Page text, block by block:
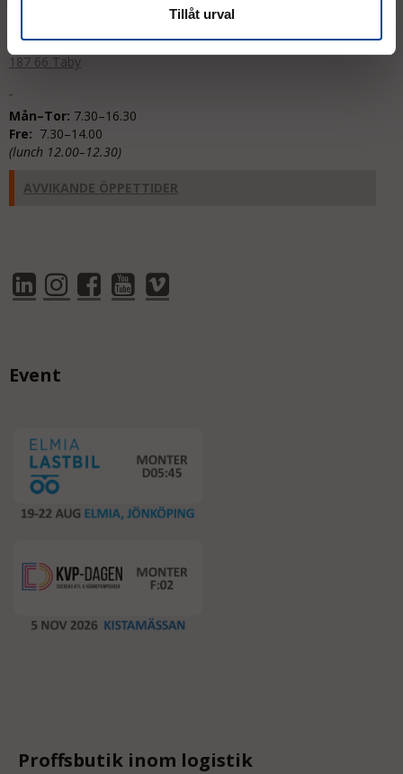
Tillåt urval
Tumstocksvägen 11 A (karta)
187 66 Täby
Mån–Tor: 7.30–16.30
Fre: 7.30–14.00
(lunch 12.00–12.30)
AVVIKANDE ÖPPETTIDER
Event
Proffsbutik inom logistik